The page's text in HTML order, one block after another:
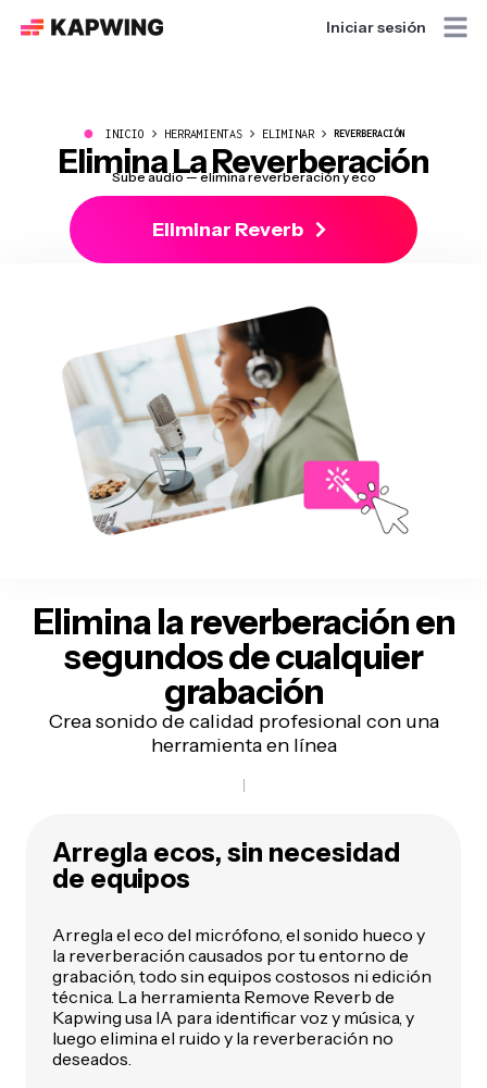
Iniciar sesión
● INICIO HERRAMIENTAS ELIMINAR REVERBERACIÓN
Elimina La Reverberación
Sube audio — elimina reverberación y eco
Eliminar Reverb
Elimina la reverberación en
segundos de cualquier
grabación
Crea sonido de calidad profesional con una
herramienta en línea
Arregla ecos, sin necesidad
de equipos
Arregla el eco del micrófono, el sonido hueco y
la reverberación causados por tu entorno de
grabación, todo sin equipos costosos ni edición
técnica. La herramienta Remove Reverb de
Kapwing usa IA para identificar voz y música, y
luego elimina el ruido y la reverberación no
deseados.